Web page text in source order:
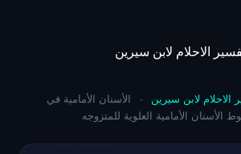
content
الاحلام لابن سيرين
الاحلام لابن سيرين -
الأسنان الأمامية في
الأسنان الأمامية العلوية للمتزوجه